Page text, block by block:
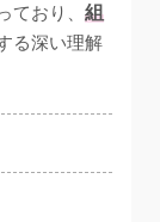
ており、 組
る深い理解